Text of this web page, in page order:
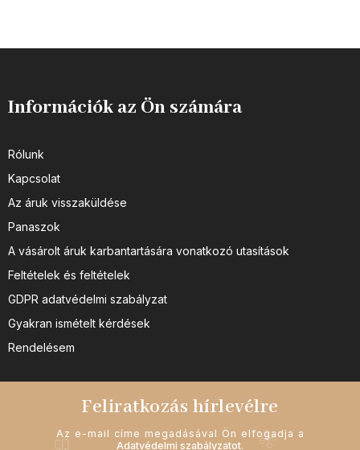
Információk az Ön számára
Rólunk
Kapcsolat
Az áruk visszaküldése
Panaszok
A vásárolt áruk karbantartására vonatkozó utasítások
Feltételek és feltételek
GDPR adatvédelmi szabályzat
Gyakran ismételt kérdések
Rendelésem
Feliratkozás hírlevélre
Az e-mail címe megadásával Ön elfogadja a
Adatvédelmi szabályzatot.